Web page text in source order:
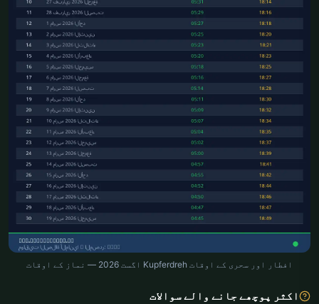
افطار اور سحری کے اوقات Kupferdreh اگست 2026 — نماز کے اوقات
اکثر پوچھے جانے والے سوالات